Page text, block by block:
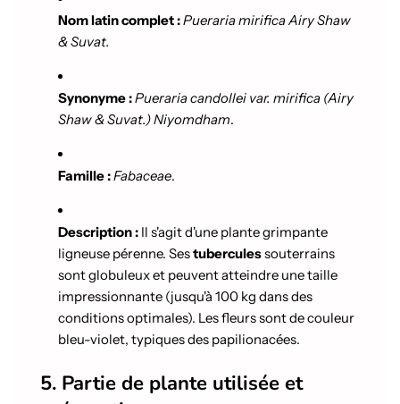
Nom latin complet :Pueraria mirifica Airy Shaw
& Suvat.
Synonyme :Pueraria candollei var. mirifica (Airy
Shaw & Suvat.) Niyomdham.
Famille :Fabaceae.
Description : Il s'agit d'une plante grimpante
ligneuse pérenne. Sestuberculessouterrains
sont globuleux et peuvent atteindre une taille
impressionnante (jusqu'à 100 kg dans des
conditions optimales). Les fleurs sont de couleur
bleu-violet, typiques des papilionacées.
5. Partie de plante utilisée et